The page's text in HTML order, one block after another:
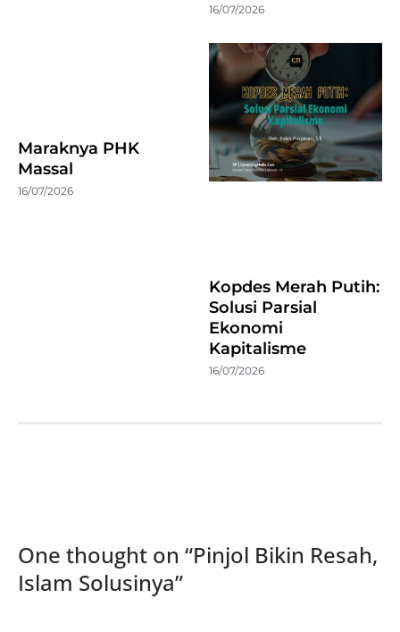
16/07/2026
Maraknya PHK
Massal
16/07/2026
Kopdes Merah Putih:
Solusi Parsial
Ekonomi
Kapitalisme
16/07/2026
One thought on “Pinjol Bikin Resah,
Islam Solusinya”